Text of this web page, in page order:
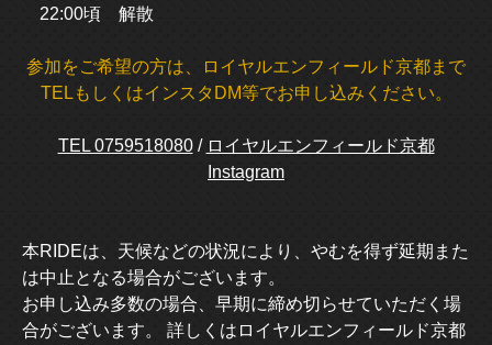
22:00頃 解散
参加をご希望の方は、ロイヤルエンフィールド京都まで
TELもしくはインスタDM等でお申し込みください。
TEL 0759518080/ ロイヤルエンフィールド京都
Instagram
本RIDEは、天候などの状況により、やむを得ず延期また
は中止となる場合がございます。
お申し込み多数の場合、早期に締め切らせていただく場
合がございます。 詳しくはロイヤルエンフィールド京都